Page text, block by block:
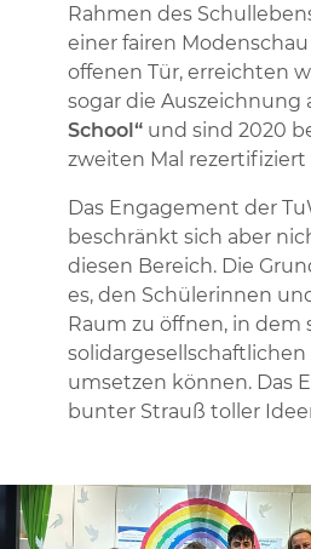
Rahmen des
einer fairen
offenen Tür, erreichten
sogar die Auszeichnung
School“ und sind 2020
zweiten Mal rezertifiziert
Das Engagement der
beschränkt sich aber
diesen Bereich. Die
es, den Schülerinnen
Raum zu öffnen, in dem
umsetzen können. Das
bunter Strauß toller